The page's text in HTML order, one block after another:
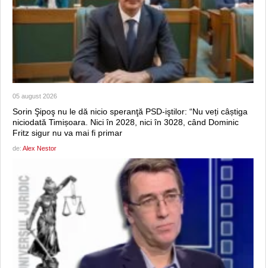
05 august 2026
Sorin Şipoş nu le dă nicio speranţă PSD-iştilor: “Nu veți câștiga
niciodată Timișoara. Nici în 2028, nici în 3028, când Dominic
Fritz sigur nu va mai fi primar
de: Alex Nestor